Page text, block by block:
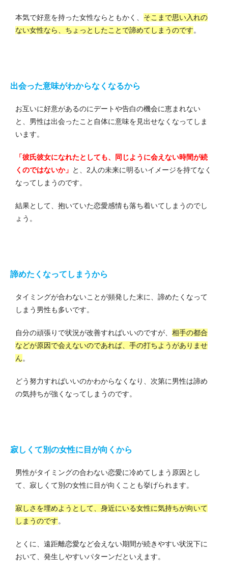
本気で好意を持った女性ならともかく、 そこまで思い入れの
ない女性なら、ちょっとしたことで諦めてしまうのです。
出会った意味がわからなくなるから
お互いに好意があるのにデートや告白の機会に恵まれない
と、男性は出会ったこと自体に意味を見出せなくなってしま
います。
「彼氏彼女になれたとしても、同じように会えない時間が続
くのではないか」 と、2人の未来に明るいイメージを持てなく
なってしまうのです。
結果として、抱いていた恋愛感情も落ち着いてしまうのでし
ょう。
諦めたくなってしまうから
タイミングが合わないことが頻発した末に、諦めたくなって
しまう男性も多いです。
自分の頑張りで状況が改善すればいいのですが、 相手の都合
などが原因で会えないのであれば、手の打ちようがありませ
ん。
どう努力すればいいのかわからなくなり、次第に男性は諦め
の気持ちが強くなってしまうのです。
寂しくて別の女性に目が向くから
男性がタイミングの合わない恋愛に冷めてしまう原因とし
て、寂しくて別の女性に目が向くことも挙げられます。
寂しさを埋めようとして、身近にいる女性に気持ちが向いて
しまうのです。
とくに、遠距離恋愛など会えない期間が続きやすい状況下に
おいて、発生しやすいパターンだといえます。